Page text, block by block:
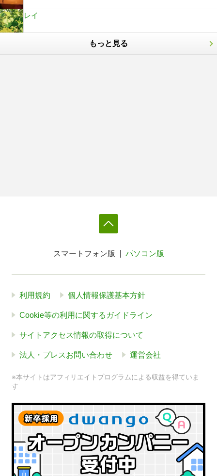
レイ
もっと見る
スマートフォン版 パソコン版
利用規約 個人情報保護基本方針
Cookie等の利用に関するガイドライン
サイトアクセス情報の取得について
法人・プレスお問い合わせ 運営会社
※本サイトはアフィリエイトプログラムによる収益を得ていま
す